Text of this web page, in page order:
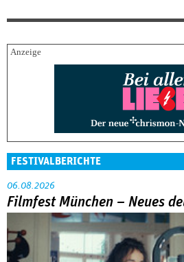
FESTIVALBERICHTE
06.08.2026
Filmfest München – Neues